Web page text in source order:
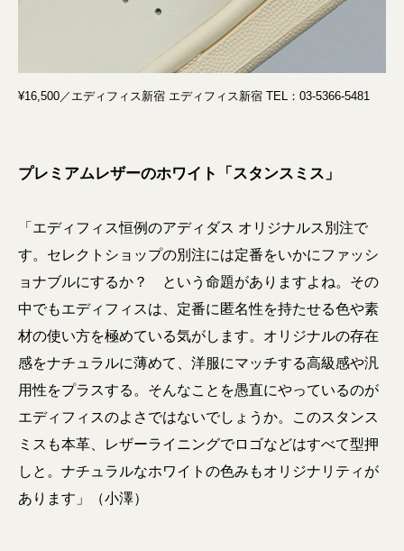
¥16,500／エディフィス新宿 エディフィス新宿 TEL：03-5366-5481
プレミアムレザーのホワイト「スタンスミス」
「エディフィス恒例のアディダス オリジナルス別注で
す。セレクトショップの別注には定番をいかにファッシ
ョナブルにするか？ という命題がありますよね。その
中でもエディフィスは、定番に匿名性を持たせる色や素
材の使い方を極めている気がします。オリジナルの存在
感をナチュラルに薄めて、洋服にマッチする高級感や汎
用性をプラスする。そんなことを愚直にやっているのが
エディフィスのよさではないでしょうか。このスタンス
ミスも本革、レザーライニングでロゴなどはすべて型押
しと。ナチュラルなホワイトの色みもオリジナリティが
あります」（小澤）